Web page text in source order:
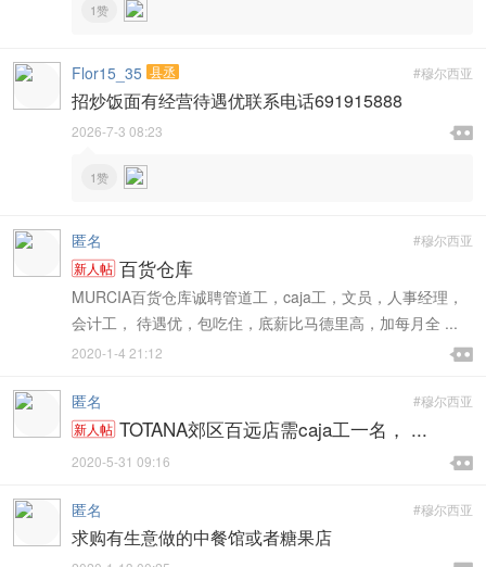
1赞
#穆尔西亚
Flor15_35 县丞
招炒饭面有经营待遇优联系电话691915888

2026-7-3 08:23 
1赞
#穆尔西亚
匿名
新人帖 百货仓库
MURCIA百货仓库诚聘管道工，caja工，文员，人事经理，
会计工， 待遇优，包吃住，底薪比马德里高，加每月全 ...

2020-1-4 21:12 
#穆尔西亚
匿名
新人帖 TOTANA郊区百远店需caja工一名， ...

2020-5-31 09:16 
#穆尔西亚
匿名
求购有生意做的中餐馆或者糖果店